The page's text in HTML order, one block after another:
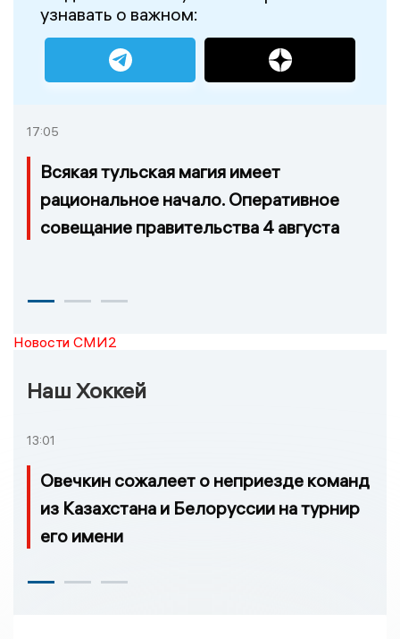
узнавать о важном:
17:05
Всякая тульская магия имеет
рациональное начало. Оперативное
совещание правительства 4 августа
Новости СМИ2
Наш Хоккей
13:01
Овечкин сожалеет о неприезде команд
из Казахстана и Белоруссии на турнир
его имени